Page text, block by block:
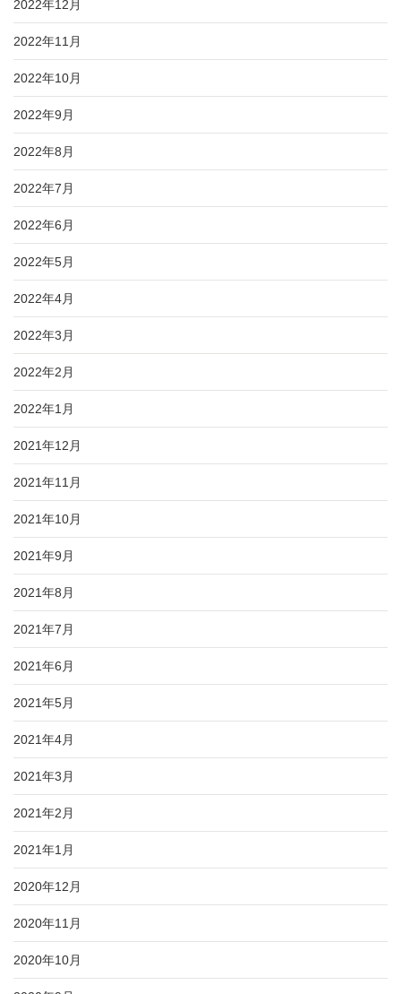
2022年12月
2022年11月
2022年10月
2022年9月
2022年8月
2022年7月
2022年6月
2022年5月
2022年4月
2022年3月
2022年2月
2022年1月
2021年12月
2021年11月
2021年10月
2021年9月
2021年8月
2021年7月
2021年6月
2021年5月
2021年4月
2021年3月
2021年2月
2021年1月
2020年12月
2020年11月
2020年10月